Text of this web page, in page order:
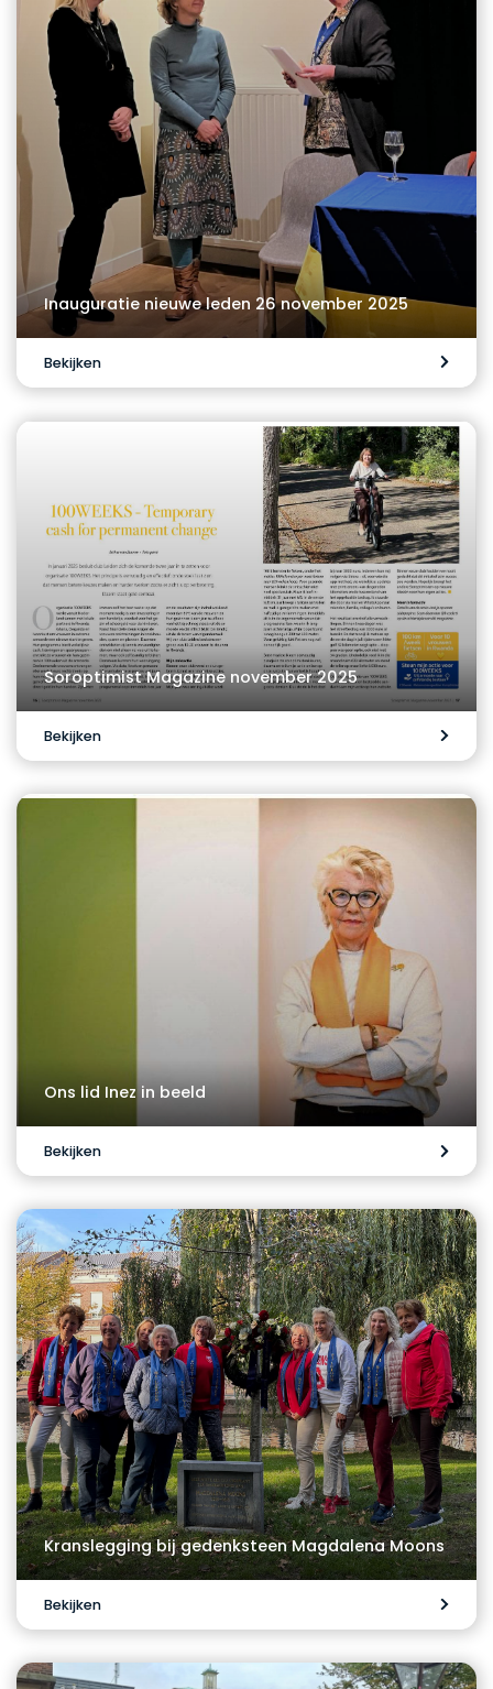
Inauguratie nieuwe leden 26 november 2025
Bekijken
Soroptimist Magazine november 2025
Bekijken
Ons lid Inez in beeld
Bekijken
Kranslegging bij gedenksteen Magdalena Moons
Bekijken